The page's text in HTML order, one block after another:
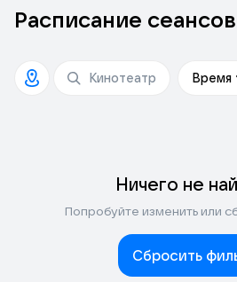
переосмыслить отношение друг к
Расписание сеансов
Время
Ничего не
Попробуйте изменить или
Сбросить